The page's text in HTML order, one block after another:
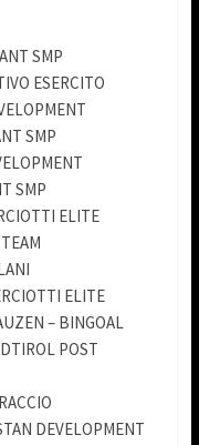
SMP
ESERCITO
SMP
SMP
ELITE
ELITE
– BINGOAL
POST
DEVELOPMENT